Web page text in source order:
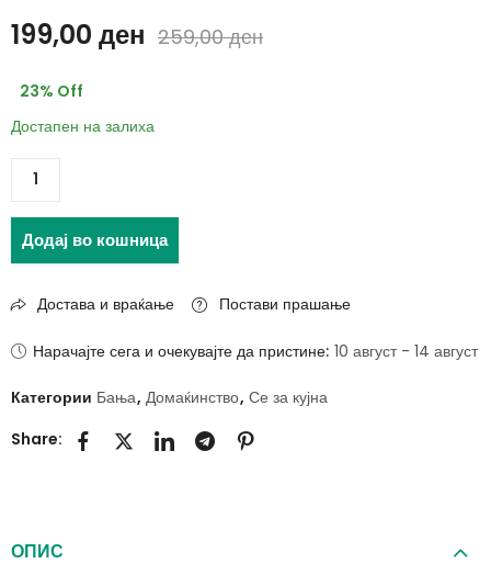
199,00 ден 259,00ден
23% Off
Достапен на залиха
Додај во кошница
Достава и враќање Постави прашање
Нарачајте сега и очекувајте да пристине: 10 август - 14 август
Категории Бања, Домаќинство, Се за кујна
Share:
ОПИС